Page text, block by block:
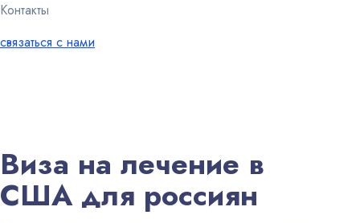
Контакты
связаться с нами
Виза на лечение в
США для россиян